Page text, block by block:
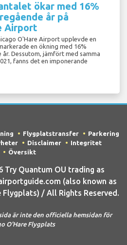
ökar med 16%
år på
Airport
O'Hare Airport upplevde en
en ökning med 16%
Dessutom, jämfört med samma
fanns det en imponerande
Flygplatstransfer
Parkering
Disclaimer
Integritet
Översikt
Try Quantum OU trading as
(also known as
Flygplats) / All Rights Reserved.
är inte den officiella hemsidan för
O'Hare Flygplats